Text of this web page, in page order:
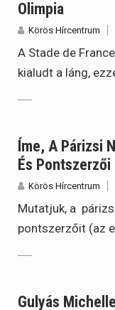
Olimpia
Körös Hírcentrum
A Stade de
kialudt a láng,
Íme, A Párizsi
És Pontszerzői
Körös Hírcentrum
Mutatjuk, a
pontszerzőit (az
Gulyás